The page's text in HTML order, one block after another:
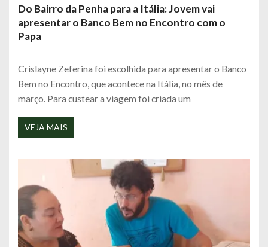
Do Bairro da Penha para a Itália: Jovem vai
apresentar o Banco Bem no Encontro com o
Papa
Crislayne Zeferina foi escolhida para apresentar o Banco
Bem no Encontro, que acontece na Itália, no mês de
março. Para custear a viagem foi criada um
VEJA MAIS